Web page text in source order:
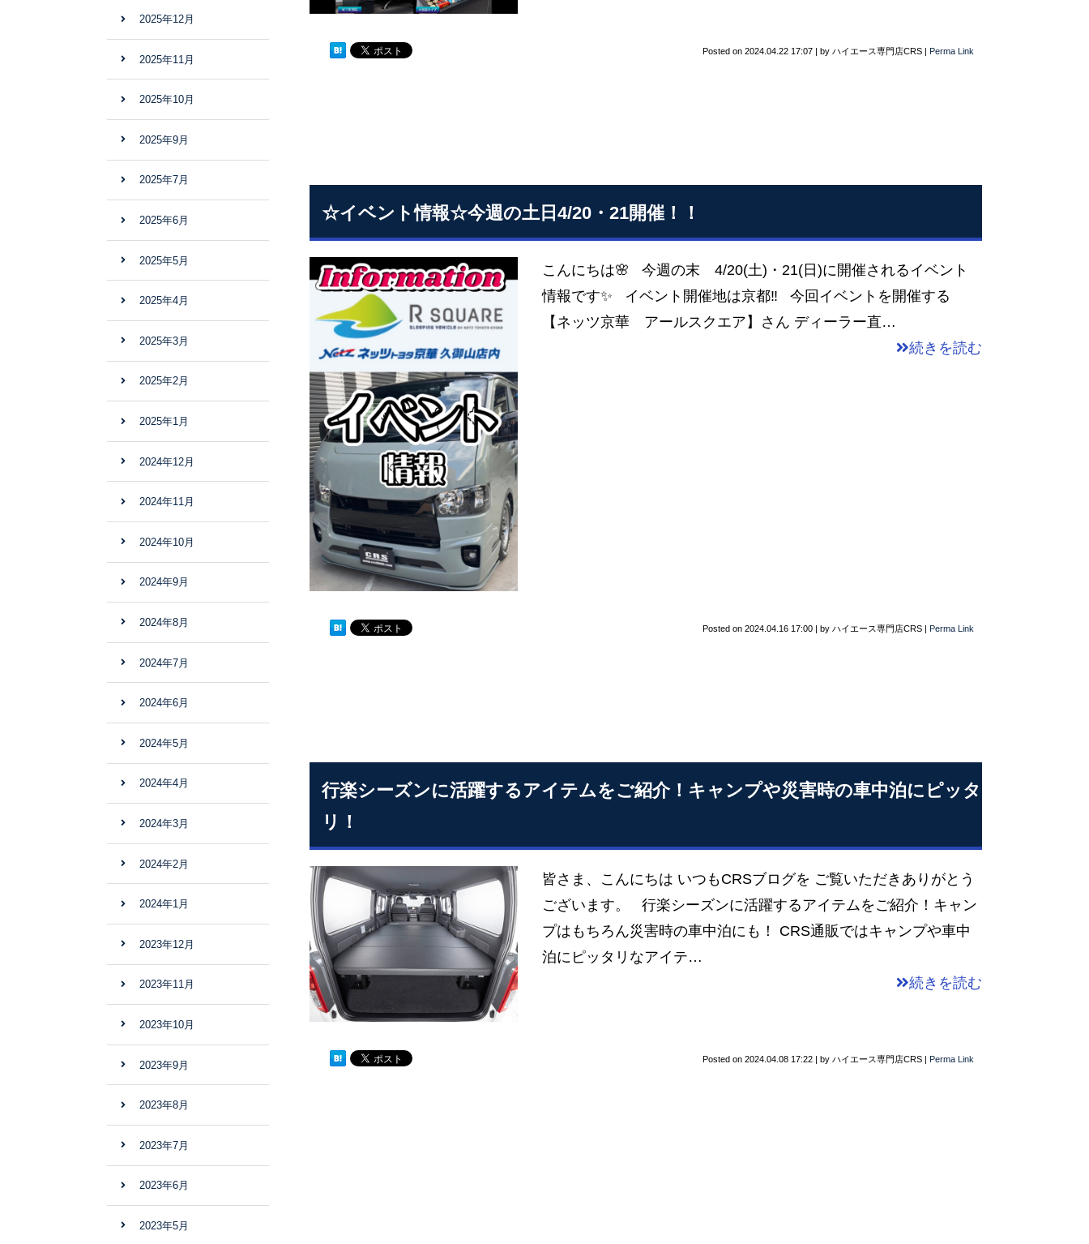
Posted on 2024.04.22 17:07 by ハイエース専門店CRS Perma Link
☆イベント情報☆今週の土日4/20・21開催！！
こんにちは🌸 今週の末 4/20(土)・21(日)に開催されるイベント
情報です✨ イベント開催地は京都‼ 今回イベントを開催する
【ネッツ京華 アールスクエア】さん ディーラー直…
続きを読む
Posted on 2024.04.16 17:00 | by ハイエース専門店CRS | Perma Link
行楽シーズンに活躍するアイテムをご紹介！キャンプや災害時の車中泊にピッタ
リ！
皆さま、こんにちは いつもCRSブログを ご覧いただきありがとう
ございます。 行楽シーズンに活躍するアイテムをご紹介！キャン
プはもちろん災害時の車中泊にも！ CRS通販ではキャンプや車中
泊にピッタリなアイテ…
続きを読む
Posted on 2024.04.08 17:22 by ハイエース専門店CRS Perma Link
2025年12月
2025年11月
2025年10月
2025年9月
2025年7月
2025年6月
2025年5月
2025年4月
2025年3月
2025年2月
2025年1月
2024年12月
2024年11月
2024年10月
2024年9月
2024年8月
2024年7月
2024年6月
2024年5月
2024年4月
2024年3月
2024年2月
2024年1月
2023年12月
2023年11月
2023年10月
2023年9月
2023年8月
2023年7月
2023年6月
2023年5月